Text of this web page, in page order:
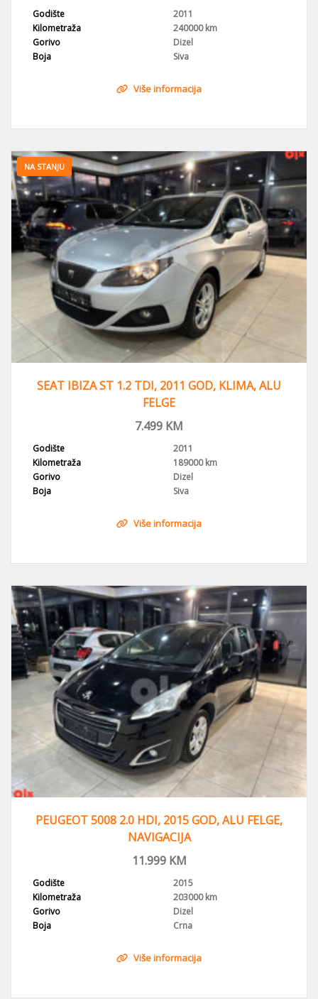
Godište
2011
Kilometraža
240000 km
Gorivo
Dizel
Boja
Siva
Više informacija
NA STANJU
SEAT IBIZA ST 1.2 TDI, 2011 GOD, KLIMA, ALU
FELGE
7.499 KM
Godište
2011
Kilometraža
189000 km
Gorivo
Dizel
Boja
Siva
Više informacija
PEUGEOT 5008 2.0 HDI, 2015 GOD, ALU FELGE,
NAVIGACIJA
11.999KM
Godište
2015
Kilometraža
203000 km
Gorivo
Dizel
Boja
Crna
Više informacija